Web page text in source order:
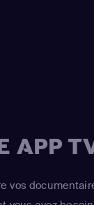
Risotto / Kirk
Maximilian von
APP
vos